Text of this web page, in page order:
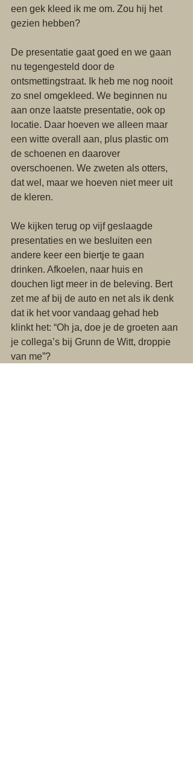
een gek kleed ik me om. Zou hij het
gezien hebben?
De presentatie gaat goed en we gaan
nu tegengesteld door de
ontsmettingstraat. Ik heb me nog nooit
zo snel omgekleed. We beginnen nu
aan onze laatste presentatie, ook op
locatie. Daar hoeven we alleen maar
een witte overall aan, plus plastic om
de schoenen en daarover
overschoenen. We zweten als otters,
dat wel, maar we hoeven niet meer uit
de kleren.
We kijken terug op vijf geslaagde
presentaties en we besluiten een
andere keer een biertje te gaan
drinken. Afkoelen, naar huis en
douchen ligt meer in de beleving. Bert
zet me af bij de auto en net als ik denk
dat ik het voor vandaag gehad heb
klinkt het: “Oh ja, doe je de groeten aan
je collega’s bij Grunn de Witt, droppie
van me”?